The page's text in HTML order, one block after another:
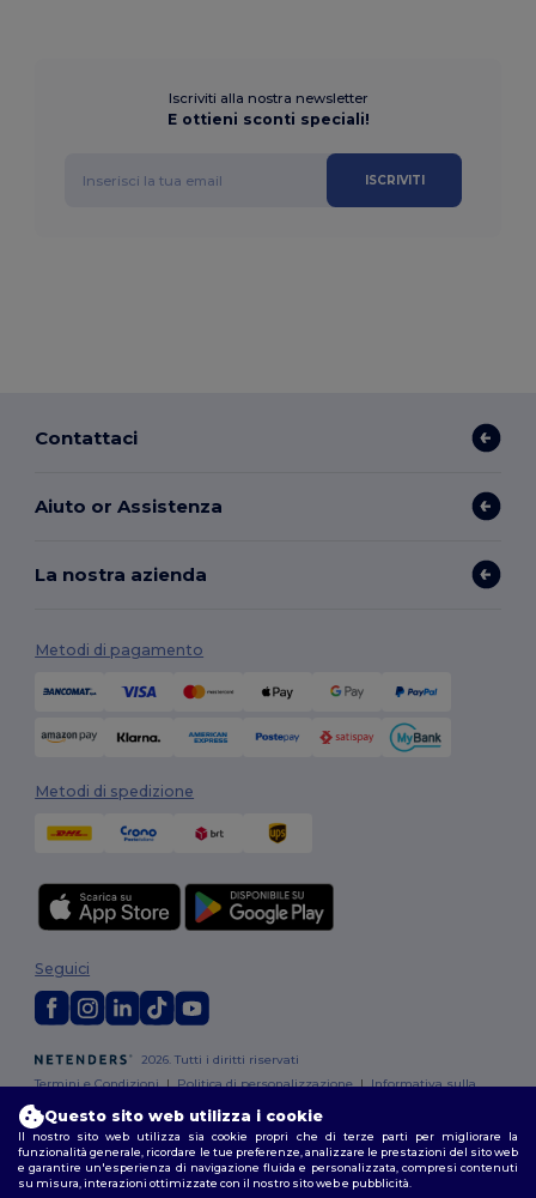
Iscriviti alla nostra newsletter
E ottieni sconti speciali!
ISCRIVITI
Contattaci
Aiuto or Assistenza
La nostra azienda
Metodi di pagamento
Metodi di spedizione
2026. Tutti i diritti riservati
Termini e Condizioni|Politica di personalizzazione|Informativa sulla
Seguici
Roma |Milano|Napoli| Torino | Palermo |Genova |Bologna |Firenze
Catania |Bari
Questo sito web utilizza i cookie
Il nostro sito web utilizza sia cookie propri che di terze parti per migliorare la
funzionalità generale, ricordare le tue preferenze, analizzare le prestazioni del sito web
e garantire un'esperienza di navigazione fluida e personalizzata, compresi contenuti
su misura, interazioni ottimizzate con il nostro sito web e pubblicità.